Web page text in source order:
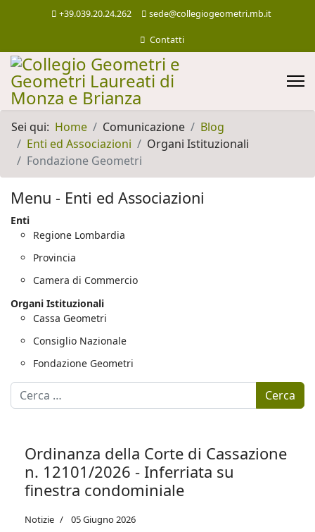
+39.039.20.24.262 sede@collegiogeometri.mb.it
Contatti
Sei qui: Home Comunicazione
Blog
Enti ed Associazioni
Organi Istituzionali
Fondazione Geometri
Menu - Enti ed Associazioni
Enti
Regione Lombardia
Provincia
Camera di Commercio
Organi Istituzionali
Cassa Geometri
Consiglio Nazionale
Fondazione Geometri
Motore di ricerca Cerca
Ordinanza della Corte di Cassazione
n. 12101/2026 - Inferriata su
finestra condominiale
Notizie 05 Giugno 2026